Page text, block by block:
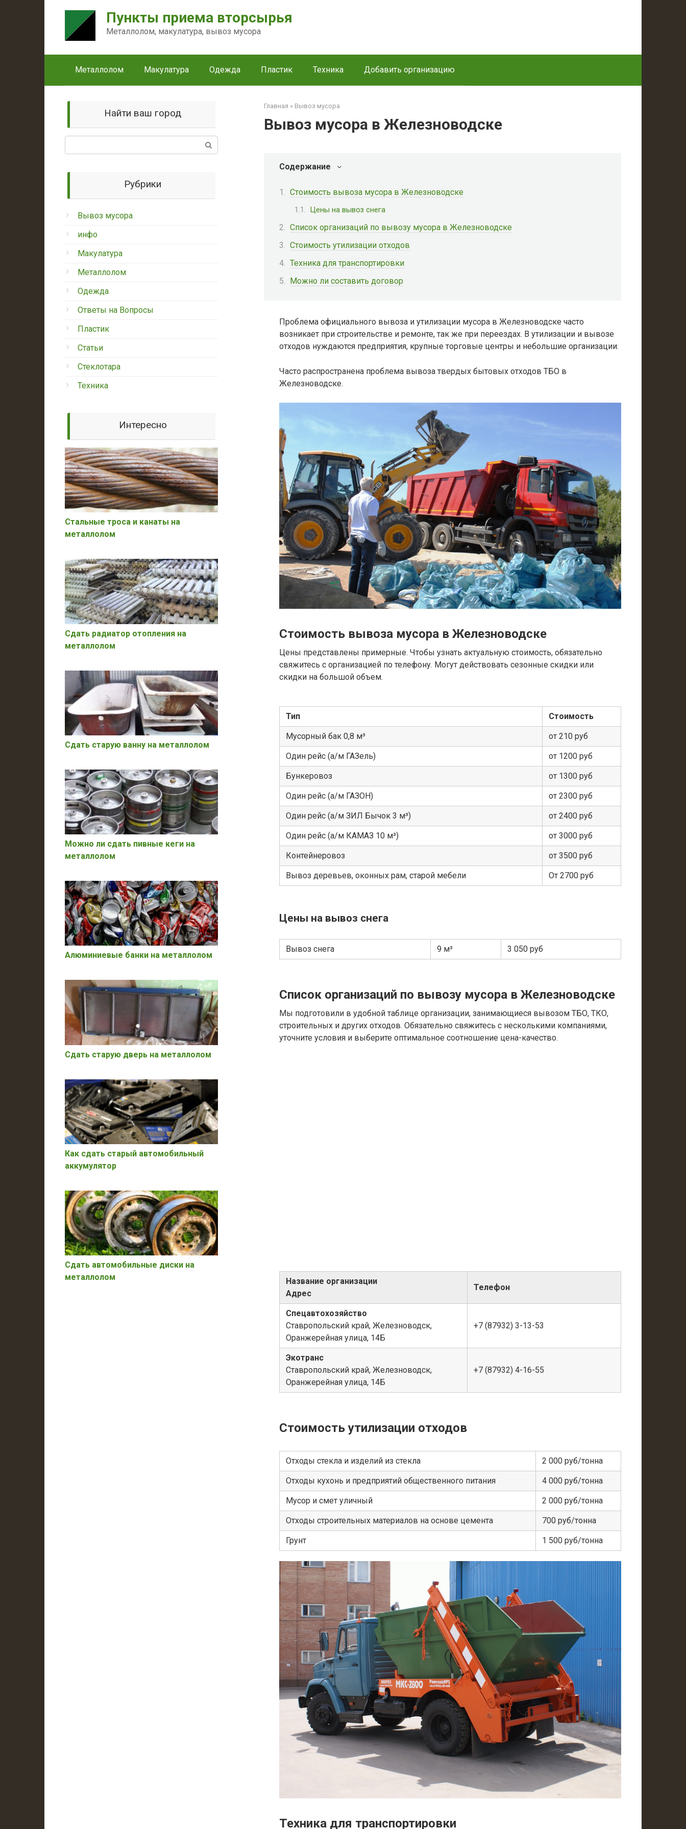
Пункты приема вторсырья
Металлолом, макулатура, вывоз мусора
Металлолом Макулатура Одежда Пластик Техника Добавить организацию
Главная » Вывоз мусора
Вывоз мусора в Железноводске
Содержание
Стоимость вывоза мусора в Железноводске
Цены на вывоз снега
Список организаций по вывозу мусора в Железноводске
Стоимость утилизации отходов
Техника для транспортировки
Можно ли составить договор
Проблема официального вывоза и утилизации мусора в Железноводске часто
возникает при строительстве и ремонте, так же при переездах. В утилизации и вывозе
отходов нуждаются предприятия, крупные торговые центры и небольшие организации.
Часто распространена проблема вывоза твердых бытовых отходов ТБО в
Железноводске.
Стоимость вывоза мусора в Железноводске
Цены представлены примерные. Чтобы узнать актуальную стоимость, обязательно
свяжитесь с организацией по телефону. Могут действовать сезонные скидки или
скидки на большой объем.
Тип Стоимость
Мусорный бак 0,8 м³ от 210 руб
Один рейс (а/м ГАЗель) от 1200 руб
Бункеровоз от 1300 руб
Один рейс (а/м ГАЗОН) от 2300 руб
Один рейс (а/м ЗИЛ Бычок 3 м³) от 2400 руб
Один рейс (а/м КАМАЗ 10 м³) от 3000 руб
Контейнеровоз от 3500 руб
Вывоз деревьев, оконных рам, старой мебели От 2700 руб
Цены на вывоз снега
Вывоз снега 9 м³ 3 050 руб
Список организаций по вывозу мусора в Железноводске
Мы подготовили в удобной таблице организации, занимающиеся вывозом ТБО, ТКО,
строительных и других отходов. Обязательно свяжитесь с несколькими компаниями,
уточните условия и выберите оптимальное соотношение цена-качество.
Название организации
Адрес
Телефон
Спецавтохозяйство
Ставропольский край, Железноводск,
Оранжерейная улица, 14Б
+7 (87932) 3-13-53
Экотранс
Ставропольский край, Железноводск,
Оранжерейная улица, 14Б
+7 (87932) 4-16-55
Стоимость утилизации отходов
Отходы стекла и изделий из стекла 2 000 руб/тонна
Отходы кухонь и предприятий общественного питания 4 000 руб/тонна
Мусор и смет уличный 2 000 руб/тонна
Отходы строительных материалов на основе цемента 700 руб/тонна
Грунт 1 500 руб/тонна
Техника для транспортировки
Найти ваш город
Рубрики
Вывоз мусора
инфо
Макулатура
Металлолом
Одежда
Ответы на Вопросы
Пластик
Статьи
Стеклотара
Техника
Интересно
Стальные троса и канаты на
металлолом
Сдать радиатор отопления на
металлолом
Сдать старую ванну на металлолом
Можно ли сдать пивные кеги на
металлолом
Алюминиевые банки на металлолом
Сдать старую дверь на металлолом
Как сдать старый автомобильный
аккумулятор
Сдать автомобильные диски на
металлолом